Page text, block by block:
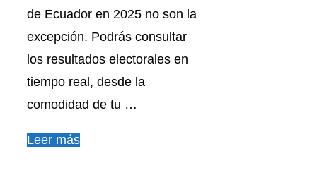
de Ecuador en 2025 no son la
excepción. Podrás consultar
los resultados electorales en
tiempo real, desde la
comodidad de tu …
Leer más